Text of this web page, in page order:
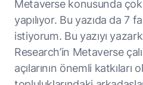
Metaverse konusunda
yapılıyor. Bu yazıda da 7
istiyorum. Bu yazıyı
Research’in Metaverse
açılarının önemli